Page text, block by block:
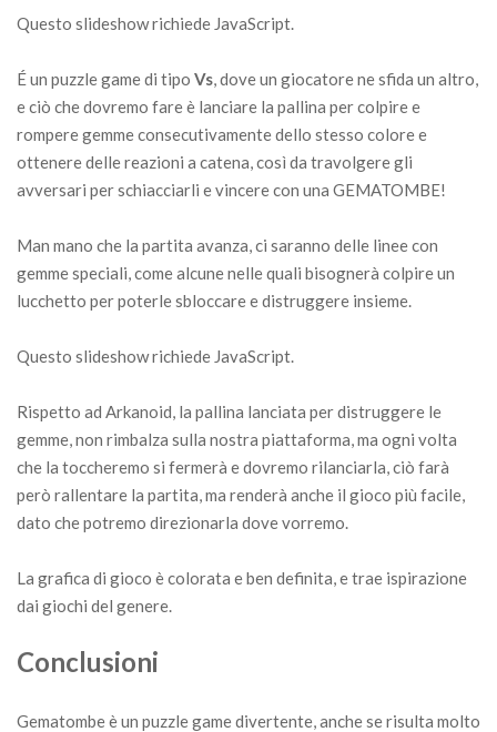
Questo slideshow richiede JavaScript.
É un puzzle game di tipo Vs, dove un giocatore ne sfida un altro,
e ciò che dovremo fare è lanciare la pallina per colpire e
rompere gemme consecutivamente dello stesso colore e
ottenere delle reazioni a catena, così da travolgere gli
avversari per schiacciarli e vincere con una GEMATOMBE!
Man mano che la partita avanza, ci saranno delle linee con
gemme speciali, come alcune nelle quali bisognerà colpire un
lucchetto per poterle sbloccare e distruggere insieme.
Questo slideshow richiede JavaScript.
Rispetto ad Arkanoid, la pallina lanciata per distruggere le
gemme, non rimbalza sulla nostra piattaforma, ma ogni volta
che la toccheremo si fermerà e dovremo rilanciarla, ciò farà
però rallentare la partita, ma renderà anche il gioco più facile,
dato che potremo direzionarla dove vorremo.
La grafica di gioco è colorata e ben definita, e trae ispirazione
dai giochi del genere.
Conclusioni
Gematombe è un puzzle game divertente, anche se risulta molto